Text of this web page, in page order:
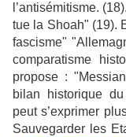
l’antisémitisme.
tue la Shoah" (19).
fascisme"
comparatisme
propose :
bilan historique
peut s’exprimer
Sauvegarder les